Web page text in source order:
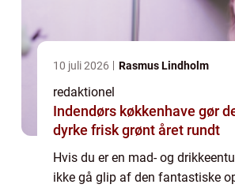
10 juli 2026 Rasmus Lindholm
redaktionel
Indendørs køkkenhave gør
dyrke frisk grønt året rundt
Hvis du er en mad- og
ikke gå glip af den fantastiske